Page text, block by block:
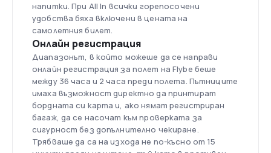
напитки. При All In всички горепосочени
удобства бяха включени в цената на
самолетния билет.
Онлайн регистрация
Диапазонът, в който можеше да се направи
онлайн регистрация за полет на Flybe беше
между 36 часа и 2 часа преди полета. Пътниците
имаха възможност директно да принтират
бордната си карта и, ако нямат регистриран
багаж, да се насочат към проверката за
сигурност без допълнително чекиране.
Трябваше да са на изхода не по-късно от 15